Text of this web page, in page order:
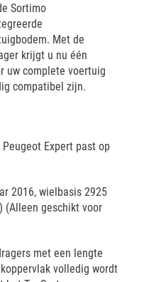
Sortimo
Met de
krijgt u nu één
uw complete voertuig
compatibel zijn.
Peugeot Expert past op
2016, wielbasis 2925
(Alleen geschikt voor
met een lengte
volledig wordt